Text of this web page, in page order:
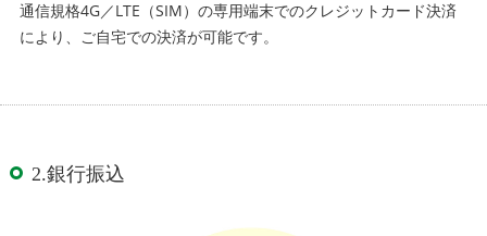
通信規格4G／LTE（SIM）の専用端末でのクレジットカード決済
により、ご自宅での決済が可能です。
2.銀行振込